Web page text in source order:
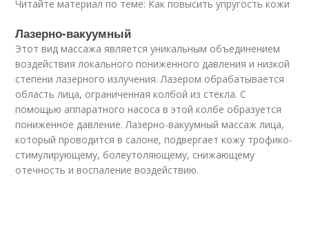
Читайте материал по теме: Как повысить упругость кожи
Лазерно-вакуумный
Этот вид массажа является уникальным объединением
воздействия локального пониженного давления и низкой
степени лазерного излучения. Лазером обрабатывается
область лица, ограниченная колбой из стекла. С
помощью аппаратного насоса в этой колбе образуется
пониженное давление. Лазерно-вакуумный массаж лица,
который проводится в салоне, подвергает кожу трофико-
стимулирующему, болеутоляющему, снижающему
отечность и воспаление воздействию.